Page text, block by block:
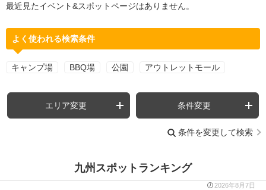
最近見たイベント&スポットページはありません。
よく使われる検索条件
キャンプ場 BBQ場 公園 アウトレットモール
エリア変更 条件変更
条件を変更して検索
九州スポットランキング
2026年8月7日